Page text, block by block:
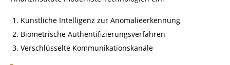
Künstliche Intelligenz zur Anomalieerkennung
Biometrische Authentifizierungsverfahren
Verschlüsselte Kommunikationskanäle